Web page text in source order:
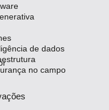
de dados
no campo